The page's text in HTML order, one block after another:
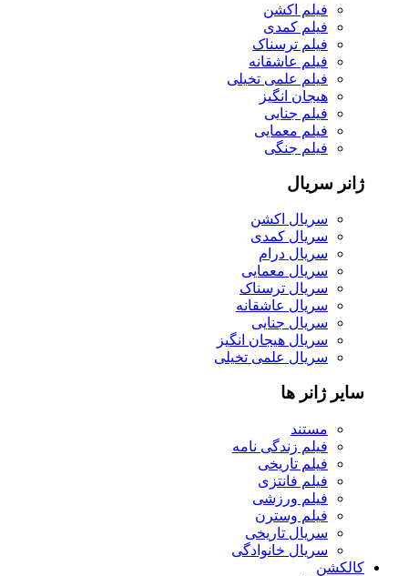
فیلم اکشن
فیلم کمدی
فیلم ترسناک
فیلم عاشقانه
فیلم علمی تخیلی
هیجان انگیز
فیلم جنایی
فیلم معمایی
فیلم جنگی
ژانر سریال
سریال اکشن
سریال کمدی
سریال درام
سریال معمایی
سریال ترسناک
سریال عاشقانه
سریال جنایی
سریال هیجان انگیز
سریال علمی تخیلی
سایر ژانر ها
مستند
فیلم زندگی نامه
فیلم تاریخی
فیلم فانتزی
فیلم ورزشی
فیلم وسترن
سریال تاریخی
سریال خانوادگی
کالکشن